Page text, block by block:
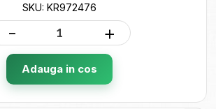
SKU: KR972476
- +
Adauga in cos